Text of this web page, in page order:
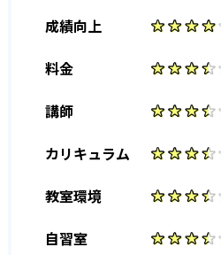
また、ステップは自習室を開放
ることで学習がはかどるだろう。
いては定期テスト対策を行って
ではあるが、生徒によっては焦
ない。
横浜緑ヶ丘高校 128
相模原高校 131
東京学芸大附属高校 192
開成高校 10 慶
早稲田実業高校 13
法政第二高校 110
成績向上
料金
講師
カリキュラム
教室環境
自習室